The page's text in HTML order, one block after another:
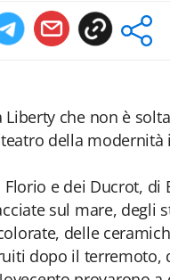
Liberty che non è
della modernità
Florio e dei Ducrot,
sul mare, degli
delle
dopo il terremoto,